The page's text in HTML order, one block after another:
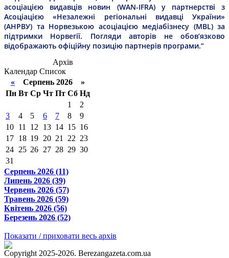
асоціацією видавців новин (WAN-IFRA) у партнерстві з
Асоціацією «Незалежні регіональні видавці України»
(АНРВУ) та Норвезькою асоціацією медіабізнесу (MBL) за
підтримки Норвегії. Погляди авторів не обов’язково
відображають офіційну позицію партнерів програми.”
Архів
Календар Список
« Серпень 2026 »
Пн Вт Ср Чт Пт Сб Нд
1
2
3
4 5 6 7 8
9
10 11 12 13 14 15 16
17 18 19 20 21 22 23
24 25 26 27 28 29 30
31
Серпень 2026 (11)
Липень 2026 (39)
Червень 2026 (57)
Травень 2026 (59)
Квітень 2026 (56)
Березень 2026 (52)
Показати / приховати весь архів
Copyright 2025-2026. Berezangazeta.com.ua